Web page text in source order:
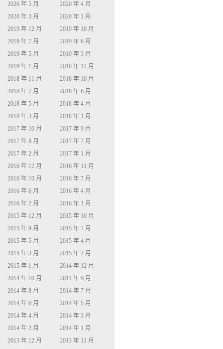
2020 年 5 月
2020 年 4 月
2020 年 3 月
2020 年 1 月
2019 年 12 月
2019 年 10 月
2019 年 7 月
2019 年 6 月
2019 年 5 月
2019 年 3 月
2019 年 1 月
2018 年 12 月
2018 年 11 月
2018 年 10 月
2018 年 7 月
2018 年 6 月
2018 年 5 月
2018 年 4 月
2018 年 3 月
2018 年 1 月
2017 年 10 月
2017 年 9 月
2017 年 8 月
2017 年 7 月
2017 年 2 月
2017 年 1 月
2016 年 12 月
2016 年 11 月
2016 年 10 月
2016 年 7 月
2016 年 6 月
2016 年 4 月
2016 年 2 月
2016 年 1 月
2015 年 12 月
2015 年 10 月
2015 年 9 月
2015 年 7 月
2015 年 5 月
2015 年 4 月
2015 年 3 月
2015 年 2 月
2015 年 1 月
2014 年 12 月
2014 年 10 月
2014 年 9 月
2014 年 8 月
2014 年 7 月
2014 年 6 月
2014 年 5 月
2014 年 4 月
2014 年 3 月
2014 年 2 月
2014 年 1 月
2013 年 12 月
2013 年 11 月